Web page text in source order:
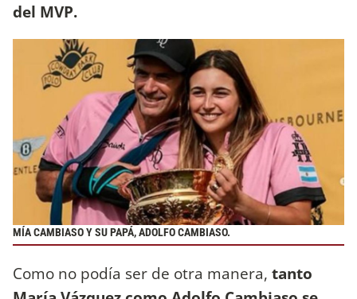
del MVP.
MÍA CAMBIASO Y SU PAPÁ, ADOLFO CAMBIASO.
Como no podía ser de otra manera, tanto